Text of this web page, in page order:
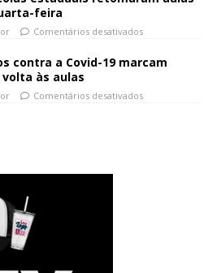
feira
Comentários desativados
contra a Covid-19 marcam
às aulas
Comentários desativados